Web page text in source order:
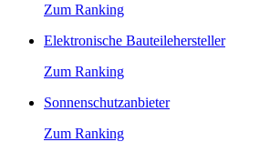
Zum Ranking
Elektronische Bauteilehersteller
Zum Ranking
Sonnenschutzanbieter
Zum Ranking